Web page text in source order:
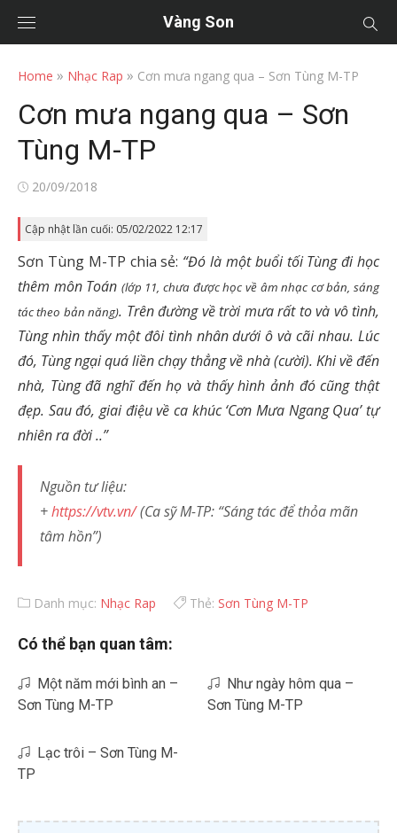
Vàng Son
Home » Nhạc Rap » Cơn mưa ngang qua – Sơn Tùng M-TP
Cơn mưa ngang qua – Sơn
Tùng M-TP
Posted
20/09/2018
Cập nhật lần cuối: 05/02/2022 12:17
Sơn Tùng M-TP chia sẻ: “Đó là một buổi tối Tùng đi học
thêm môn Toán (lớp 11, chưa được học về âm nhạc cơ bản, sáng
tác theo bản năng). Trên đường về trời mưa rất to và vô tình,
Tùng nhìn thấy một đôi tình nhân dưới ô và cãi nhau. Lúc
đó, Tùng ngại quá liền chạy thẳng về nhà (cười). Khi về đến
nhà, Tùng đã nghĩ đến họ và thấy hình ảnh đó cũng thật
đẹp. Sau đó, giai điệu về ca khúc ‘Cơn Mưa Ngang Qua’ tự
nhiên ra đời ..”
Nguồn tư liệu:
+https://vtv.vn/(Ca sỹ M-TP: “Sáng tác để thỏa mãn
tâm hồn”)
Danh mục: Nhạc Rap Thẻ: Sơn Tùng M-TP
Có thể bạn quan tâm:
Một năm mới bình an –
Sơn Tùng M-TP
Như ngày hôm qua –
Sơn Tùng M-TP
Lạc trôi – Sơn Tùng M-
TP